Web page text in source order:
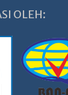
OLEH: